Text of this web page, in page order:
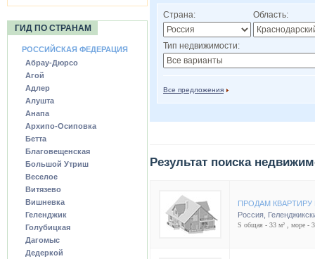
ГИД ПО СТРАНАМ
РОССИЙСКАЯ ФЕДЕРАЦИЯ
Абрау-Дюрсо
Агой
Адлер
Алушта
Анапа
Архипо-Осиповка
Бетта
Благовещенская
Большой Утриш
Веселое
Витязево
Вишневка
Геленджик
Голубицкая
Дагомыс
Дедеркой
Страна: Область:
Тип недвижимости:
Все предложения
Результат поиска
ПРОДАМ
Россия
S общая - 33 м² , море -